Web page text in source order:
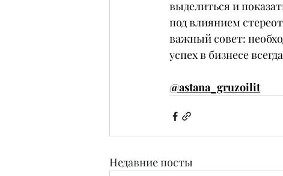
выделиться и
под влиянием
важный совет:
успех в бизнесе
@astana_gruzoilit
Недавние посты